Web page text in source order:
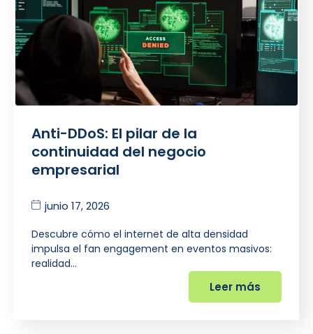
Anti-DDoS: El pilar de la
continuidad del negocio
empresarial
junio 17, 2026
Descubre cómo el internet de alta densidad
impulsa el fan engagement en eventos masivos:
realidad…
Leer más